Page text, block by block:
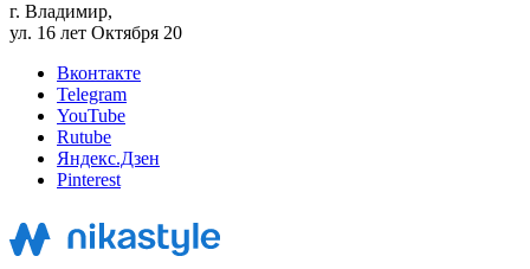
г. Владимир,
ул. 16 лет Октября 20
Вконтакте
Telegram
YouTube
Rutube
Яндекс.Дзен
Pinterest